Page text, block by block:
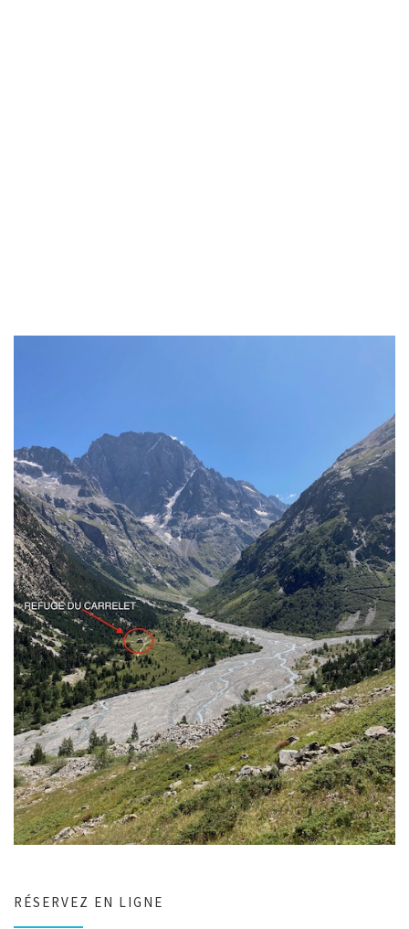
RÉSERVEZ EN LIGNE